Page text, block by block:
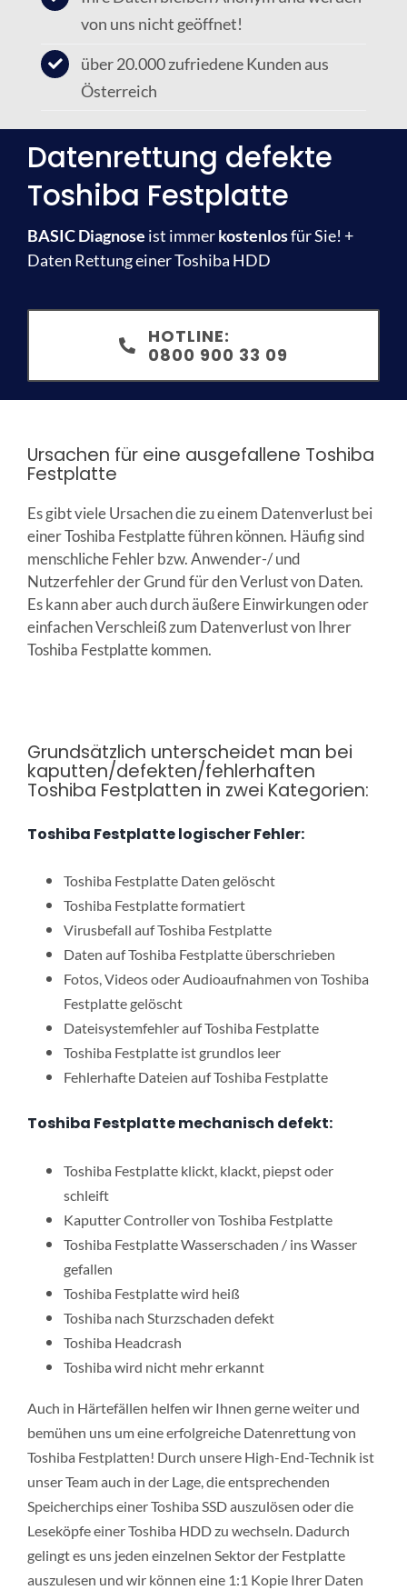
von uns nicht geöffnet!
über 20.000 zufriedene Kunden aus
Österreich
Datenrettung defekte
Toshiba Festplatte
BASIC Diagnose ist immerkostenlosfür Sie! +
Daten Rettung einer Toshiba HDD
HOTLINE:
0800 900 33 09
Ursachen für eine ausgefallene Toshiba
Festplatte
Es gibt viele Ursachen die zu einem Datenverlust bei
einer Toshiba Festplatte führen können. Häufig sind
menschliche Fehler bzw. Anwender-/ und
Nutzerfehler der Grund für den Verlust von Daten.
Es kann aber auch durch äußere Einwirkungen oder
einfachen Verschleiß zum Datenverlust von Ihrer
Toshiba Festplatte kommen.
Grundsätzlich unterscheidet man bei
kaputten/defekten/fehlerhaften
Toshiba Festplatten in zwei Kategorien:
Toshiba Festplatte logischer Fehler:
Toshiba Festplatte Daten gelöscht
Toshiba Festplatte formatiert
Virusbefall auf Toshiba Festplatte
Daten auf Toshiba Festplatte überschrieben
Fotos, Videos oder Audioaufnahmen von Toshiba
Festplatte gelöscht
Dateisystemfehler auf Toshiba Festplatte
Toshiba Festplatte ist grundlos leer
Fehlerhafte Dateien auf Toshiba Festplatte
Toshiba Festplatte mechanisch defekt:
Toshiba Festplatte klickt, klackt, piepst oder
schleift
Kaputter Controller von Toshiba Festplatte
Toshiba Festplatte Wasserschaden / ins Wasser
gefallen
Toshiba Festplatte wird heiß
Toshiba nach Sturzschaden defekt
Toshiba Headcrash
Toshiba wird nicht mehr erkannt
Auch in Härtefällen helfen wir Ihnen gerne weiter und
bemühen uns um eine erfolgreiche Datenrettung von
Toshiba Festplatten! Durch unsere High-End-Technik ist
unser Team auch in der Lage, die entsprechenden
Speicherchips einer Toshiba SSD auszulösen oder die
Leseköpfe einer Toshiba HDD zu wechseln. Dadurch
gelingt es uns jeden einzelnen Sektor der Festplatte
auszulesen und wir können eine 1:1 Kopie Ihrer Daten